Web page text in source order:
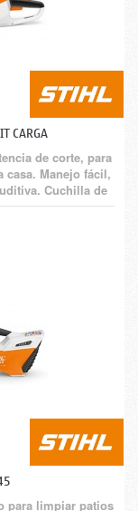
CARGA
de corte, para
casa. Manejo fácil,
Cuchilla de
gota para mayor
10 y cargador AL
para limpiar patios